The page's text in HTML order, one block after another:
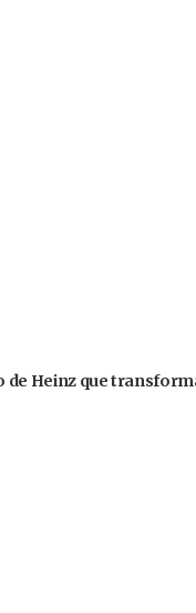
de Heinz que